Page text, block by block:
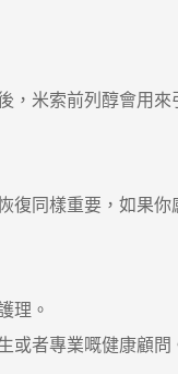
米索前列醇會用來
同樣重要，如果你
理。
者專業嘅健康顧問